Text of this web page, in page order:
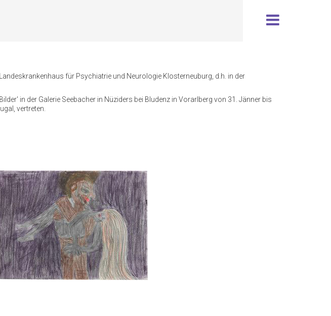
für Psychiatrie und Neurologie Klosterneuburg, d.h. in der
in der Galerie Seebacher in Nüziders bei Bludenz in Vorarlberg von 31. Jänner bis
vertreten.